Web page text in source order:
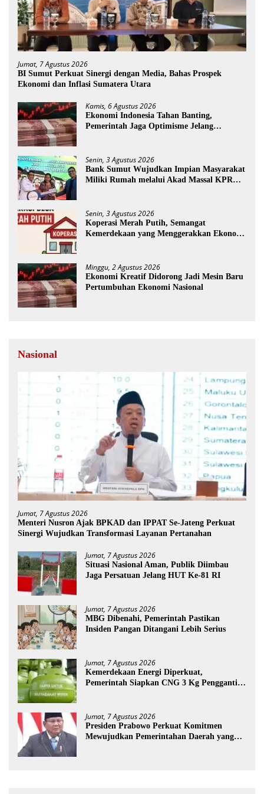
Jumat, 7 Agustus 2026
BI Sumut Perkuat Sinergi dengan Media, Bahas Prospek
Ekonomi dan Inflasi Sumatera Utara
Kamis, 6 Agustus 2026
Ekonomi Indonesia Tahan Banting,
Pemerintah Jaga Optimisme Jelang
Senin, 3 Agustus 2026
Bank Sumut Wujudkan Impian Masyarakat
Miliki Rumah melalui Akad Massal KPR
Senin, 3 Agustus 2026
Koperasi Merah Putih, Semangat
Kemerdekaan yang Menggerakkan Ekonomi
Minggu, 2 Agustus 2026
Ekonomi Kreatif Didorong Jadi Mesin Baru
Pertumbuhan Ekonomi Nasional
Nasional
Jumat, 7 Agustus 2026
Menteri Nusron Ajak BPKAD dan IPPAT Se-Jateng Perkuat
Sinergi Wujudkan Transformasi Layanan Pertanahan
Jumat, 7 Agustus 2026
Situasi Nasional Aman, Publik Diimbau
Jaga Persatuan Jelang HUT Ke-81 RI
Jumat, 7 Agustus 2026
MBG Dibenahi, Pemerintah Pastikan
Insiden Pangan Ditangani Lebih Serius
Jumat, 7 Agustus 2026
Kemerdekaan Energi Diperkuat,
Pemerintah Siapkan CNG 3 Kg Pengganti
Jumat, 7 Agustus 2026
Presiden Prabowo Perkuat Komitmen
Mewujudkan Pemerintahan Daerah yang